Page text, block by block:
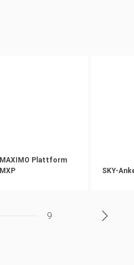
MAXIMO Plattform
MXP
SKY-
9